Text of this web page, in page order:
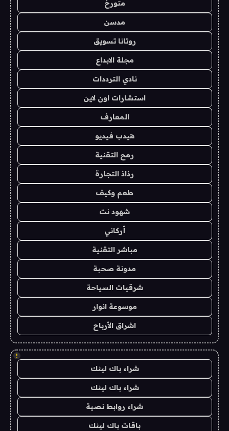
متورخ
مدسن
روتانا تسويق
مجلة الابداع
نادي الترددات
استشارات اون لاين
المعارف
هيدب فيديو
رمح التقنية
رذاذ التجارة
طعم وكيف
شهود نت
أركاني
مباشر التقنية
مدونة صحبة
شرقيات السياحة
موسوعة انوار
اشراق الأرباح
!
شراء باك لينك
شراء باك لينك
شراء روابط نصية
باقات باك لينك